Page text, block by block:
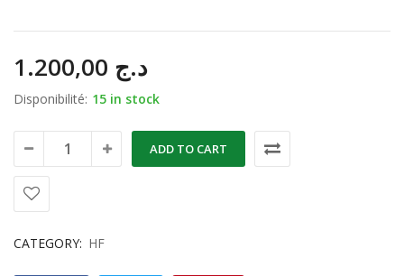
د.ج
Disponibilité: 15 in stock
ADD TO CART
CATEGORY: HF